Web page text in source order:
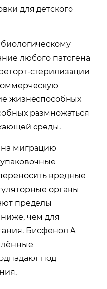
для детского
любого патогена
стерилизации
жизнеспособных
размножаться
среды.
на миграцию
вредные
органы
пределы
чем для
Бисфенол А
под